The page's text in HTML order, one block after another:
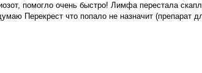
помогло очень быстро! Лимфа перестала
Перекрест что попало не назначит (препарат